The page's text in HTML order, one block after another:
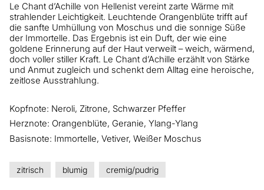
Le Chant d’Achille von Hellenist vereint zarte Wärme mit
strahlender Leichtigkeit. Leuchtende Orangenblüte trifft auf
die sanfte Umhüllung von Moschus und die sonnige Süße
der Immortelle. Das Ergebnis ist ein Duft, der wie eine
goldene Erinnerung auf der Haut verweilt – weich, wärmend,
doch voller stiller Kraft. Le Chant d’Achille erzählt von Stärke
und Anmut zugleich und schenkt dem Alltag eine heroische,
zeitlose Ausstrahlung.
Kopfnote: Neroli, Zitrone, Schwarzer Pfeffer
Herznote: Orangenblüte, Geranie, Ylang-Ylang
Basisnote: Immortelle, Vetiver, Weißer Moschus
zitrisch blumig cremig/pudrig